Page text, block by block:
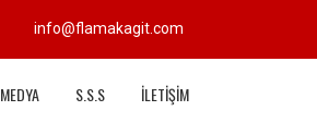
info@flamakagit.com
MEDYA S.S.S İLETİŞİM